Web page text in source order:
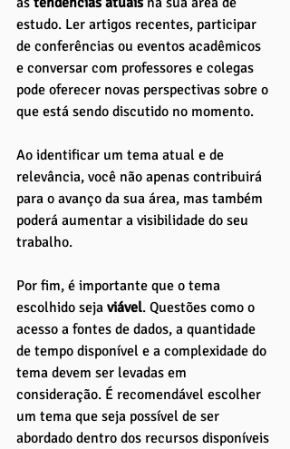
estudo. Ler artigos recentes, participar
de conferências ou eventos acadêmicos
e conversar com professores e colegas
pode oferecer novas perspectivas sobre o
que está sendo discutido no momento.
Ao identificar um tema atual e de
relevância, você não apenas contribuirá
para o avanço da sua área, mas também
poderá aumentar a visibilidade do seu
trabalho.
Por fim, é importante que o tema
escolhido seja viável. Questões como o
acesso a fontes de dados, a quantidade
de tempo disponível e a complexidade do
tema devem ser levadas em
consideração. É recomendável escolher
um tema que seja possível de ser
abordado dentro dos recursos disponíveis